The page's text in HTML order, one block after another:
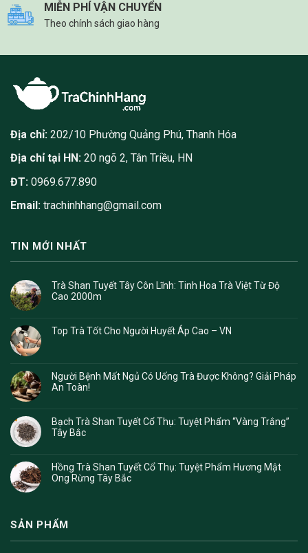
MIỄN PHÍ VẬN CHUYỂN
Theo chính sách giao hàng
Địa chỉ: 202/10 Phường Quảng Phú, Thanh Hóa
Địa chỉ tại HN: 20 ngõ 2, Tân Triều, HN
ĐT: 0969.677.890
Email: trachinhhang@gmail.com
TIN MỚI NHẤT
Trà Shan Tuyết Tây Côn Lĩnh: Tinh Hoa Trà Việt Từ Độ
Cao 2000m
Top Trà Tốt Cho Người Huyết Áp Cao – VN
Người Bệnh Mất Ngủ Có Uống Trà Được Không? Giải Pháp
An Toàn!
Bạch Trà Shan Tuyết Cổ Thụ: Tuyệt Phẩm “Vàng Trắng”
Tây Bắc
Hồng Trà Shan Tuyết Cổ Thụ: Tuyệt Phẩm Hương Mật
Ong Rừng Tây Bắc
SẢN PHẨM